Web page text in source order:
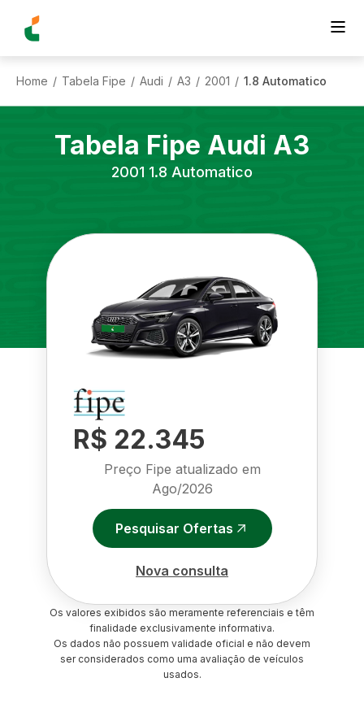
Home / Tabela Fipe / Audi / A3 / 2001 / 1.8 Automatico
Tabela Fipe Audi A3
2001 1.8 Automatico
R$ 22.345
Preço Fipe atualizado em
Ago/2026
Pesquisar Ofertas
Nova consulta
Os valores exibidos são meramente referenciais e têm
finalidade exclusivamente informativa.
Os dados não possuem validade oficial e não devem
ser considerados como uma avaliação de veículos
usados.